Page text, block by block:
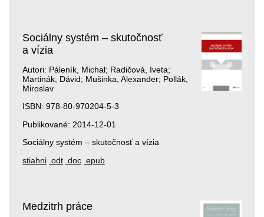
Sociálny systém – skutočnosť
a vízia
Autori: Páleník, Michal; Radičová, Iveta;
Martinák, Dávid; Mušinka, Alexander; Pollák,
Miroslav
ISBN: 978-80-970204-5-3
Publikované: 2014-12-01
Sociálny systém – skutočnosť a vízia
stiahni .odt .doc .epub
Medzitrh práce